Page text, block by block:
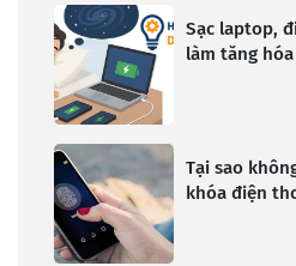
Sạc laptop,
làm tăng
Tại sao
khóa điện